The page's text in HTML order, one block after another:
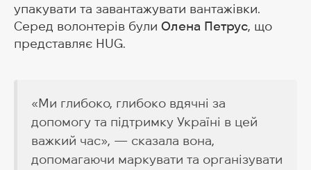
упакувати та завантажувати вантажівки.
Серед волонтерів були Олена Петрус , що
представляє HUG.
«Ми глибоко, глибоко вдячні за
допомогу та підтримку Україні в цей
важкий час», — сказала вона,
допомагаючи маркувати та організувати